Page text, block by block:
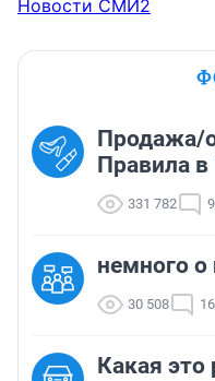
Новости СМИ2
Продажа/
Правила
331 782
немного
30 508
Какая это